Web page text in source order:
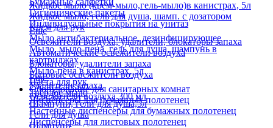
Гигиенические пакеты
Индивидуальные покрытия на унитаз
Жидкое мыло (крем-мыло,гель-мыло)в канистрах, 5л
Жидкое мыло, гель для душа, шамп. с дозатором
Крем для рук
Мыло антибактериальное, дезинфицирующее
Мыло, мыло-пена, гель для душа, шампунь в
картриджах
Мыло-пена в канистрах, 5л
Паста для рук
Твердое мыло
Шампуни, гели для душа,5л
Гели для душа
Шампуни
Еще
Освежители воздуха, удалители, блокаторы запаха
Автоматические освежители воздуха
Блокаторы, удалители запаха
Бытовые освежители воздуха
Удалители запаха
Освежители воздуха 300 мл
Еще
Оборудование для санитарных комнат
Диспенсеры для бумажных полотенец
Настенные диспенсеры для бумажных полотенец
Диспенсеры для листовых полотенец